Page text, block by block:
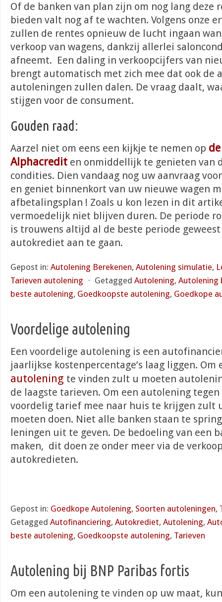
Of de banken van plan zijn om nog lang deze
bieden valt nog af te wachten. Volgens onze
zullen de rentes opnieuw de lucht ingaan
verkoop van wagens, dankzij allerlei
afneemt. Een daling in verkoopcijfers van
brengt automatisch met zich mee dat ook de
autoleningen zullen dalen. De vraag daalt,
stijgen voor de consument.
Gouden raad:
Aarzel niet om eens een kijkje te nemen op
Alphacredit en onmiddellijk te genieten van
condities. Dien vandaag nog uw aanvraag
en geniet binnenkort van uw nieuwe wagen
afbetalingsplan ! Zoals u kon lezen in dit
vermoedelijk niet blijven duren. De periode
is trouwens altijd al de beste periode
autokrediet aan te gaan.
Gepost in: Autolening Berekenen, Autolening simulatie,
Tarieven autolening ⋅ Getagged Autolening, Autolening
beste autolening, Goedkoopste autolening, Goedkope
Voordelige autolening
Een voordelige autolening is een
jaarlijkse kostenpercentage’s laag liggen. Om
autolening te vinden zult u moeten
de laagste tarieven. Om een autolening
voordelig tarief mee naar huis te krijgen zult
moeten doen. Niet alle banken staan te
leningen uit te geven. De bedoeling van een
maken, dit doen ze onder meer via de
autokredieten.
Gepost in: Goedkope Autolening, Soorten autoleningen,
Getagged Autofinanciering, Autokrediet, Autolening,
beste autolening, Goedkoopste autolening, Tarieven
Autolening bij BNP Paribas fortis
Om een autolening te vinden op uw maat,